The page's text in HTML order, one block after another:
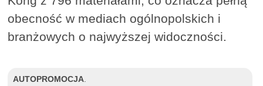
obecność w mediach ogólnopolskich i
branżowych o najwyższej widoczności.
AUTOPROMOCJA